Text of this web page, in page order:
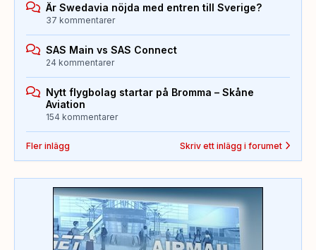
Är Swedavia nöjda med entren till Sverige?
37 kommentarer
SAS Main vs SAS Connect
24 kommentarer
Nytt flygbolag startar på Bromma – Skåne
Aviation
154 kommentarer
Fler inlägg Skriv ett inlägg i forumet